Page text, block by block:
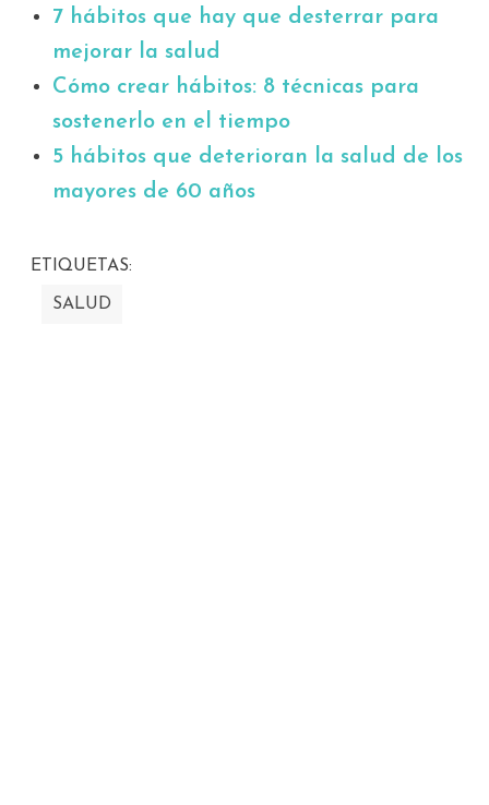
7 hábitos que hay que desterrar para
mejorar la salud
Cómo crear hábitos: 8 técnicas para
sostenerlo en el tiempo
5 hábitos que deterioran la salud de los
mayores de 60 años
ETIQUETAS:
SALUD